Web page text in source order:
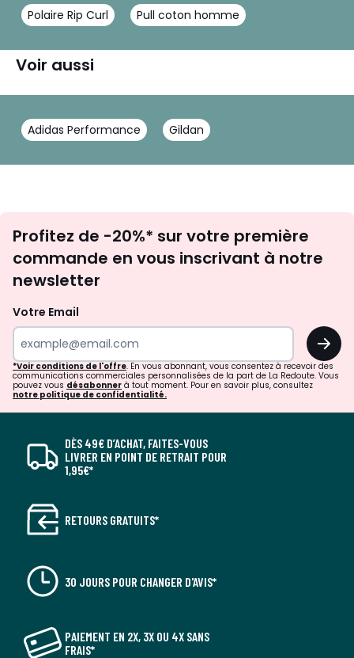
Polaire Rip Curl Pull coton homme
Voir aussi
Adidas Performance Gildan
newsletter
Profitez de -20%* sur votre première
commande en vous inscrivant à notre
newsletter
Votre Email
OK
*Voir conditions de l'offre. En vous abonnant, vous consentez à recevoir des
communications commerciales personnalisées de la part de La Redoute. Vous
pouvez vous désabonner à tout moment. Pour en savoir plus, consultez
notre politique de confidentialité.
DÈS 49€ D’ACHAT, FAITES-VOUS
LIVRER EN POINT DE RETRAIT POUR
1,95€*
RETOURS GRATUITS*
30 JOURS POUR CHANGER D'AVIS*
PAIEMENT EN 2X, 3X OU 4X SANS
FRAIS*